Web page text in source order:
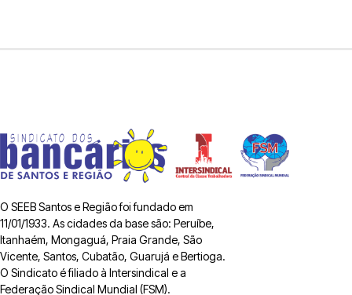
O SEEB Santos e Região foi fundado em
11/01/1933. As cidades da base são: Peruíbe,
Itanhaém, Mongaguá, Praia Grande, São
Vicente, Santos, Cubatão, Guarujá e Bertioga.
O Sindicato é filiado à Intersindical e a
Federação Sindical Mundial (FSM).